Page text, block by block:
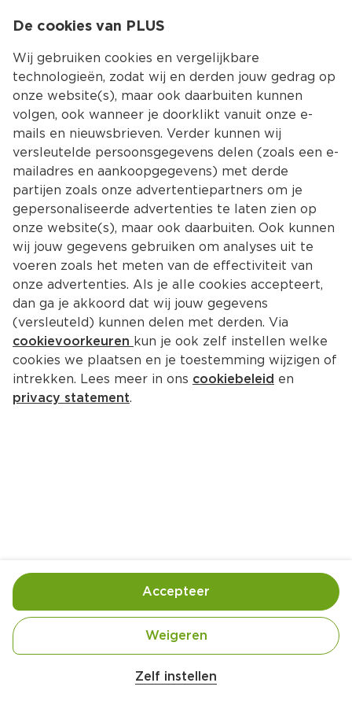
Kies jouw
Ingrediënten Bereiding
De cookies van PLUS
Wij gebruiken cookies en vergelijkbare
technologieën, zodat wij en derden jouw gedrag op
onze website(s), maar ook daarbuiten kunnen
volgen, ook wanneer je doorklikt vanuit onze e-
mails en nieuwsbrieven. Verder kunnen wij
versleutelde persoonsgegevens delen (zoals een e-
mailadres en aankoopgegevens) met derde
partijen zoals onze advertentiepartners om je
gepersonaliseerde advertenties te laten zien op
onze website(s), maar ook daarbuiten. Ook kunnen
wij jouw gegevens gebruiken om analyses uit te
voeren zoals het meten van de effectiviteit van
onze advertenties. Als je alle cookies accepteert,
dan ga je akkoord dat wij jouw gegevens
(versleuteld) kunnen delen met derden. Via
cookievoorkeuren kun je ook zelf instellen welke
cookies we plaatsen en je toestemming wijzigen of
intrekken. Lees meer in ons cookiebeleid en
privacy statement.
Zelf instellen
Weigeren
Accepteer